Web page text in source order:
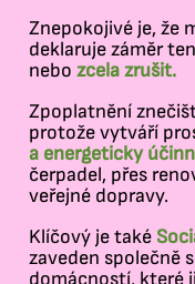
Znepokojivé je, že
deklaruje záměr
nebozcela zrušit.
Zpoplatnění
protože vytváří
a energeticky
čerpadel, přes
veřejné dopravy.
Klíčový je také
zaveden společně
domácností, které